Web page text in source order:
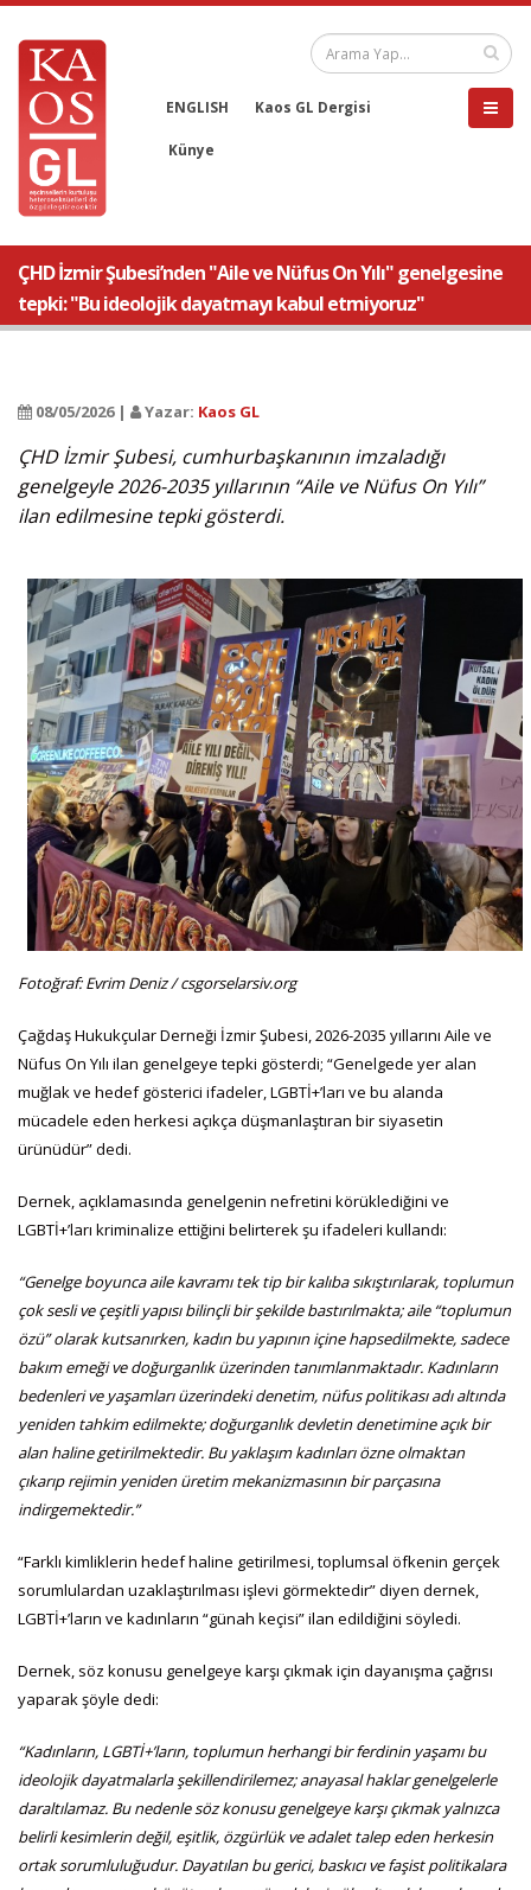
ENGLISH Kaos GL Dergisi
Künye
ÇHD İzmir Şubesi’nden "Aile ve Nüfus On Yılı" genelgesine
tepki: "Bu ideolojik dayatmayı kabul etmiyoruz"
08/05/2026 | Yazar: Kaos GL
ÇHD İzmir Şubesi, cumhurbaşkanının imzaladığı
genelgeyle 2026-2035 yıllarının “Aile ve Nüfus On Yılı”
ilan edilmesine tepki gösterdi.
Fotoğraf: Evrim Deniz / csgorselarsiv.org
Çağdaş Hukukçular Derneği İzmir Şubesi, 2026-2035 yıllarını Aile ve
Nüfus On Yılı ilan genelgeye tepki gösterdi; “Genelgede yer alan
muğlak ve hedef gösterici ifadeler, LGBTİ+’ları ve bu alanda
mücadele eden herkesi açıkça düşmanlaştıran bir siyasetin
ürünüdür” dedi.
Dernek, açıklamasında genelgenin nefretini körüklediğini ve
LGBTİ+’ları kriminalize ettiğini belirterek şu ifadeleri kullandı:
“Genelge boyunca aile kavramı tek tip bir kalıba sıkıştırılarak, toplumun
çok sesli ve çeşitli yapısı bilinçli bir şekilde bastırılmakta; aile “toplumun
özü” olarak kutsanırken, kadın bu yapının içine hapsedilmekte, sadece
bakım emeği ve doğurganlık üzerinden tanımlanmaktadır. Kadınların
bedenleri ve yaşamları üzerindeki denetim, nüfus politikası adı altında
yeniden tahkim edilmekte; doğurganlık devletin denetimine açık bir
alan haline getirilmektedir. Bu yaklaşım kadınları özne olmaktan
çıkarıp rejimin yeniden üretim mekanizmasının bir parçasına
indirgemektedir.”
“Farklı kimliklerin hedef haline getirilmesi, toplumsal öfkenin gerçek
sorumlulardan uzaklaştırılması işlevi görmektedir” diyen dernek,
LGBTİ+’ların ve kadınların “günah keçisi” ilan edildiğini söyledi.
Dernek, söz konusu genelgeye karşı çıkmak için dayanışma çağrısı
yaparak şöyle dedi:
“Kadınların, LGBTİ+’ların, toplumun herhangi bir ferdinin yaşamı bu
ideolojik dayatmalarla şekillendirilemez; anayasal haklar genelgelerle
daraltılamaz. Bu nedenle söz konusu genelgeye karşı çıkmak yalnızca
belirli kesimlerin değil, eşitlik, özgürlük ve adalet talep eden herkesin
ortak sorumluluğudur. Dayatılan bu gerici, baskıcı ve faşist politikalara